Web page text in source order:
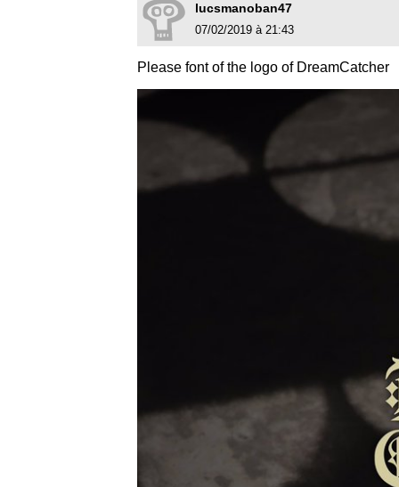
lucsmanoban47
07/02/2019 à 21:43
Please font of the logo of DreamCatcher